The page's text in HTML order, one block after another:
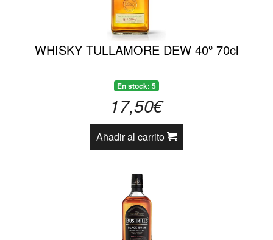
WHISKY TULLAMORE DEW 40º 70cl
En stock: 5
17,50€
Añadir al carrito